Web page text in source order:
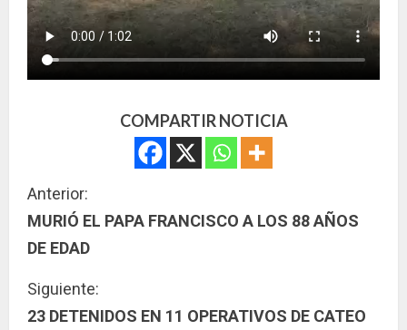
COMPARTIR NOTICIA
S
i
g
u
Anterior:
MURIÓ EL PAPA FRANCISCO A LOS 88 AÑOS
DE EDAD
Siguiente:
23 DETENIDOS EN 11 OPERATIVOS DE CATEO